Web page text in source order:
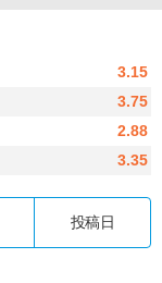
3.15
3.75
2.88
3.35
投稿日